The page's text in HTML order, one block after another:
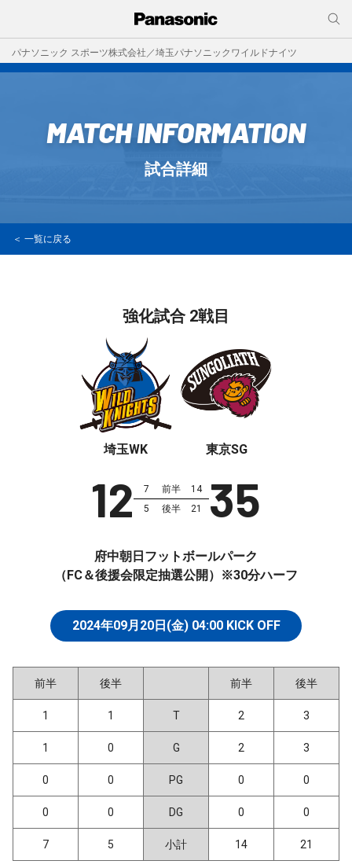
パナソニック スポーツ株式会社／埼玉パナソニックワイルドナイツ
MATCH INFORMATION
試合詳細
＜ 一覧に戻る
強化試合 2戦目
埼玉WK
12 7 前半
14
5
後半 21 35
東京SG
府中朝日フットボールパーク
（FC＆後援会限定抽選公開）※30分ハーフ
2024年09月20日(金) 04:00KICK OFF
前半 後半 前半 後半
1 1 T 2 3
1 0 G 2 3
0 0 PG 0 0
0 0 DG 0 0
7 5 小計 14 21